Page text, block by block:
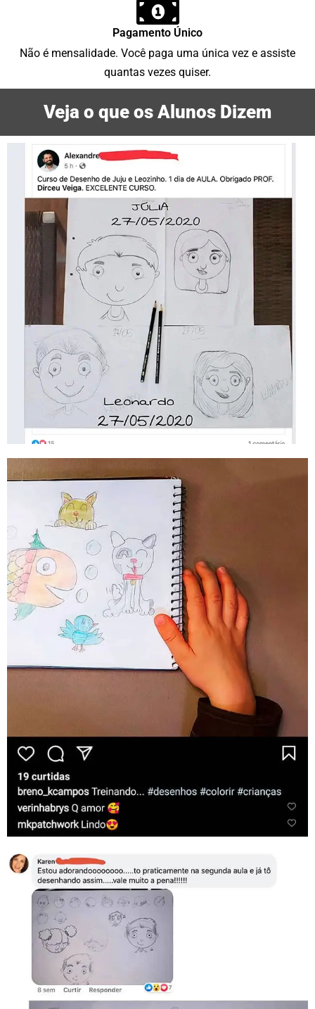
Pagamento Único
Não é mensalidade. Você paga uma única vez e assiste
quantas vezes quiser.
Veja o que os Alunos Dizem